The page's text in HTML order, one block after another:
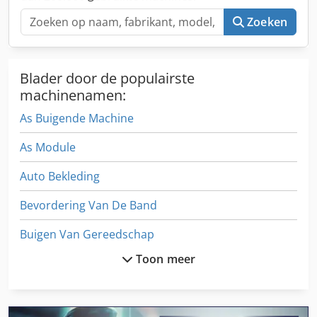
Zoeken
Blader door de populairste
machinenamen:
As Buigende Machine
As Module
Auto Bekleding
Bevordering Van De Band
Buigen Van Gereedschap
Toon meer